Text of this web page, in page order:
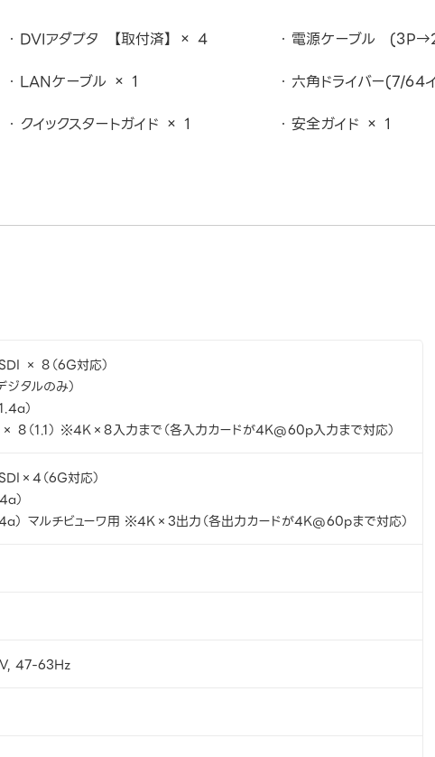
DVIアダプタ 【取付済】 × 4
電源ケーブル
LANケーブル × 1
六角ドライバー(7/64
クイックスタートガイド × 1 安全ガイド × 1
× 8（6G対応）
タルのみ）
）
（1.1） ※4K×8入力まで（各入力カードが4K@60p入力まで対応）
（6G対応）
）
） マルチビューワ用 ※4K×3出力（各出力カードが4K@60pまで対応）
47-63Hz